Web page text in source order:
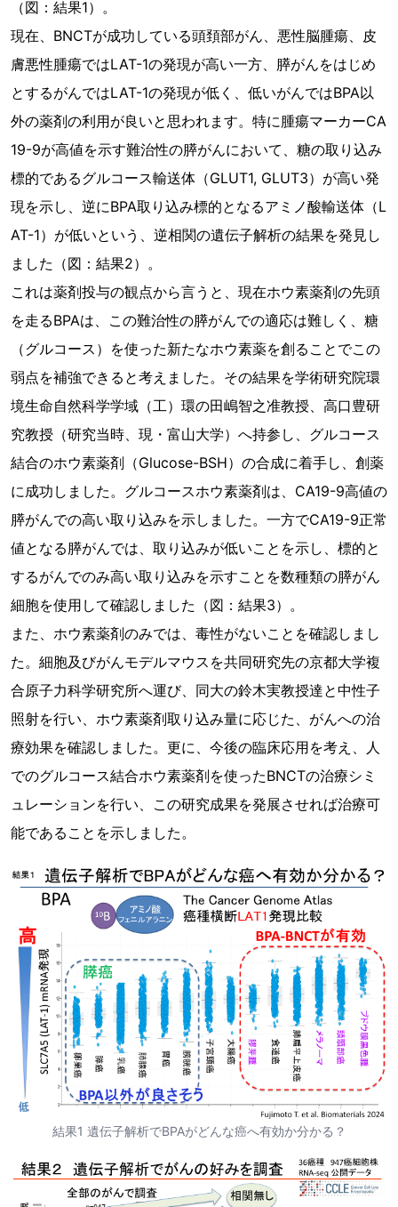
（図：結果1）。
現在、BNCTが成功している頭頚部がん、悪性脳腫瘍、皮
膚悪性腫瘍ではLAT-1の発現が高い一方、膵がんをはじめ
とするがんではLAT-1の発現が低く、低いがんではBPA以
外の薬剤の利用が良いと思われます。特に腫瘍マーカーCA
19-9が高値を示す難治性の膵がんにおいて、糖の取り込み
標的であるグルコース輸送体（GLUT1, GLUT3）が高い発
現を示し、逆にBPA取り込み標的となるアミノ酸輸送体（L
AT-1）が低いという、逆相関の遺伝子解析の結果を発見し
ました（図：結果2）。
これは薬剤投与の観点から言うと、現在ホウ素薬剤の先頭
を走るBPAは、この難治性の膵がんでの適応は難しく、糖
（グルコース）を使った新たなホウ素薬を創ることでこの
弱点を補強できると考えました。その結果を学術研究院環
境生命自然科学学域（工）環の田嶋智之准教授、高口豊研
究教授（研究当時、現・富山大学）へ持参し、グルコース
結合のホウ素薬剤（Glucose-BSH）の合成に着手し、創薬
に成功しました。グルコースホウ素薬剤は、CA19-9高値の
膵がんでの高い取り込みを示しました。一方でCA19-9正常
値となる膵がんでは、取り込みが低いことを示し、標的と
するがんでのみ高い取り込みを示すことを数種類の膵がん
細胞を使用して確認しました（図：結果3）。
また、ホウ素薬剤のみでは、毒性がないことを確認しまし
た。細胞及びがんモデルマウスを共同研究先の京都大学複
合原子力科学研究所へ運び、同大の鈴木実教授達と中性子
照射を行い、ホウ素薬剤取り込み量に応じた、がんへの治
療効果を確認しました。更に、今後の臨床応用を考え、人
でのグルコース結合ホウ素薬剤を使ったBNCTの治療シミ
ュレーションを行い、この研究成果を発展させれば治療可
能であることを示しました。
結果1 遺伝子解析でBPAがどんな癌へ有効か分かる？